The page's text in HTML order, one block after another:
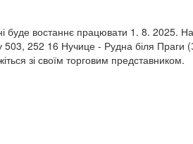
буде востаннє працювати 1. 8. 2025.
503, 252 16 Нучице - Рудна біля Праги
зі своїм торговим представником.